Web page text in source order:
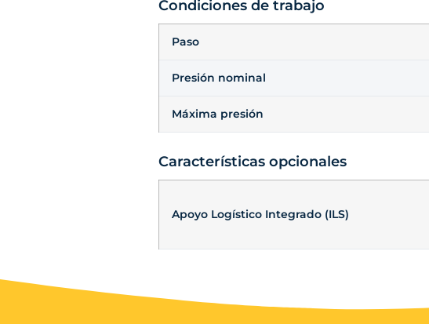
Condiciones de trabajo
Paso
Presión nominal
Máxima presión
Características opcionales
Apoyo Logístico Integrado (ILS)